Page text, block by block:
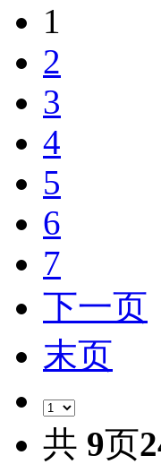
1
2
3
4
5
6
7
下一页
末页
共 9页